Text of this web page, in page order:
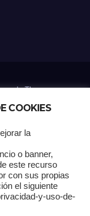
deThemeansar
Gracias !
Principal Pago
COOKIES
la
o banner,
este recurso
con sus propias
el siguiente
y-uso-de-